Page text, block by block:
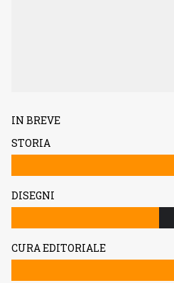
IN BREVE
STORIA
DISEGNI
CURA EDITORIALE